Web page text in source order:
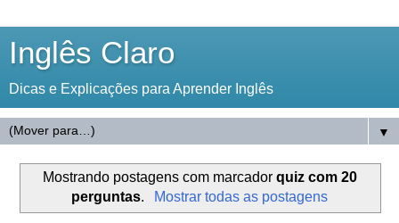
Inglês Claro
Dicas e Explicações para Aprender Inglês
▼
Mostrando postagens com marcador quiz com 20
perguntas. Mostrar todas as postagens